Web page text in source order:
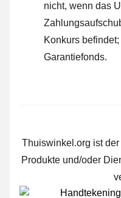
nicht, wenn das
Konkurs
Garantiefonds.
Thuiswinkel.org ist
Produkte und/oder